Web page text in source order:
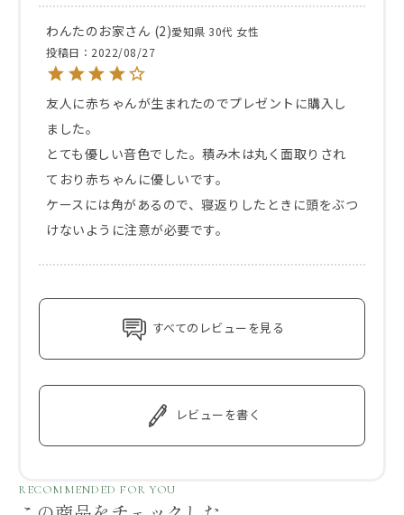
わんたのお家 2 愛知県 30代 女性
投稿日
2022/08/27
友人に赤ちゃんが生まれたのでプレゼントに購入し
ました。
とても優しい音色でした。積み木は丸く面取りされ
ており赤ちゃんに優しいです。
ケースには角があるので、寝返りしたときに頭をぶつ
けないように注意が必要です。
すべてのレビューを見る
レビューを書く
RECOMMENDED FOR YOU